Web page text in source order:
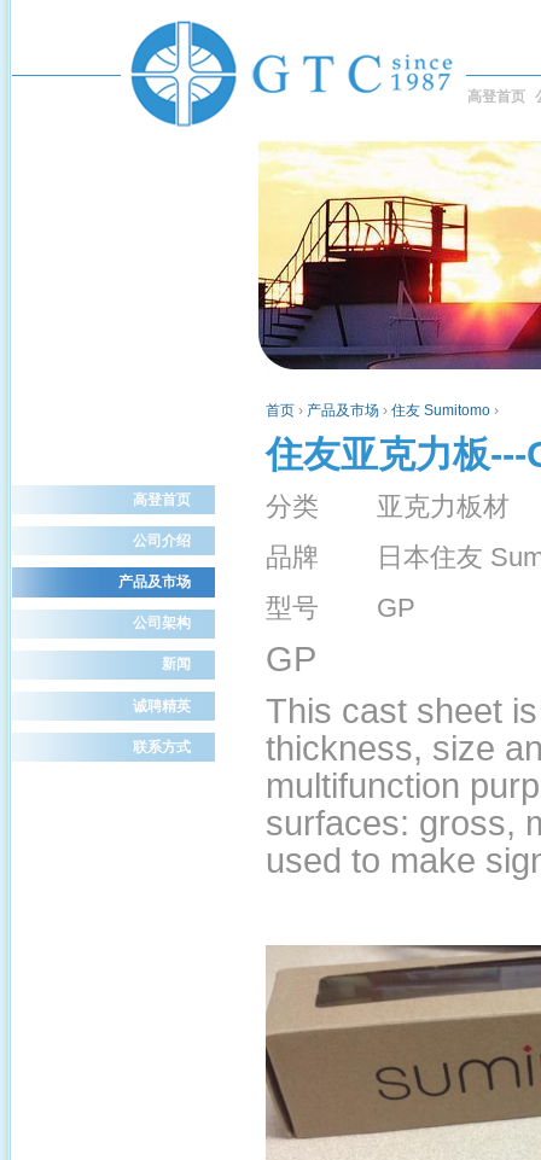
高登首页
首页 › 产品及市场 › 住友 Sumitomo ›
住友亚克力板---
分类 亚克力板材
品牌 日本住友
型号 GP
GP
This cast sheet
thickness, size
multifunction
surfaces: gross,
used to make
高登首页
公司介绍
产品及市场
公司架构
新闻
诚聘精英
联系方式